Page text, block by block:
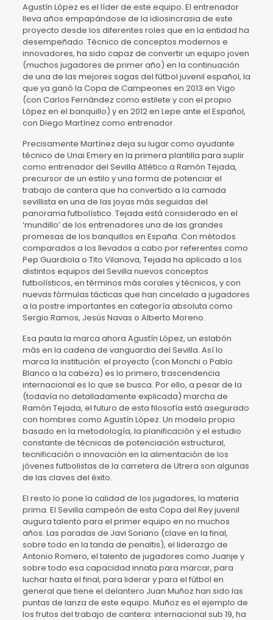
Agustín López es el líder de este equipo. El entrenador
lleva años empapándose de la idiosincrasia de este
proyecto desde los diferentes roles que en la entidad ha
desempeñado. Técnico de conceptos modernos e
innovadores, ha sido capaz de convertir un equipo joven
(muchos jugadores de primer año) en la continuación
de una de las mejores sagas del fútbol juvenil español, la
que ya ganó la Copa de Campeones en 2013 en Vigo
(con Carlos Fernández como estilete y con el propio
López en el banquillo) y en 2012 en Lepe ante el Español,
con Diego Martínez como entrenador.
Precisamente Martínez deja su lugar como ayudante
técnico de Unai Emery en la primera plantilla para suplir
como entrenador del Sevilla Atlético a Ramón Tejada,
precursor de un estilo y una forma de potenciar el
trabajo de cantera que ha convertido a la camada
sevillista en una de las joyas más seguidas del
panorama futbolístico. Tejada está considerado en el
‘mundillo’ de los entrenadores una de las grandes
promesas de los banquillos en España. Con métodos
comparados a los llevados a cabo por referentes como
Pep Guardiola o Tito Vilanova, Tejada ha aplicado a los
distintos equipos del Sevilla nuevos conceptos
futbolísticos, en términos más corales y técnicos, y con
nuevas fórmulas tácticas que han cincelado a jugadores
a la postre importantes en categoría absoluta como
Sergio Ramos, Jesús Navas o Alberto Moreno.
Esa pauta la marca ahora Agustín López, un eslabón
más en la cadena de vanguardia del Sevilla. Así lo
marca la institución: el proyecto (con Monchi o Pablo
Blanco a la cabeza) es lo primero, trascendencia
internacional es lo que se busca. Por ello, a pesar de la
(todavía no detalladamente explicada) marcha de
Ramón Tejada, el futuro de esta filosofía está asegurado
con hombres como Agustín López. Un modelo propio
basado en la metodología, la planificación y el estudio
constante de técnicas de potenciación estructural,
tecnificación o innovación en la alimentación de los
jóvenes futbolistas de la carretera de Utrera son algunas
de las claves del éxito.
El resto lo pone la calidad de los jugadores, la materia
prima. El Sevilla campeón de esta Copa del Rey juvenil
augura talento para el primer equipo en no muchos
años. Las paradas de Javi Soriano (clave en la final,
sobre todo en la tanda de penaltis), el liderazgo de
Antonio Romero, el talento de jugadores como Juanje y
sobre todo esa capacidad innata para marcar, para
luchar hasta el final, para liderar y para el fútbol en
general que tiene el delantero Juan Muñoz han sido las
puntas de lanza de este equipo. Muñoz es el ejemplo de
los frutos del trabajo de cantera: internacional sub 19, ha